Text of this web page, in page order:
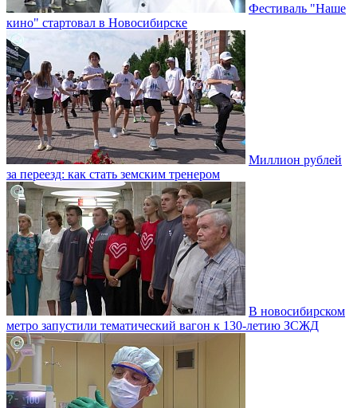
Фестиваль "Наше
кино" стартовал в Новосибирске
Миллион рублей
за переезд: как стать земским тренером
В новосибирском
метро запустили тематический вагон к 130-летию ЗСЖД